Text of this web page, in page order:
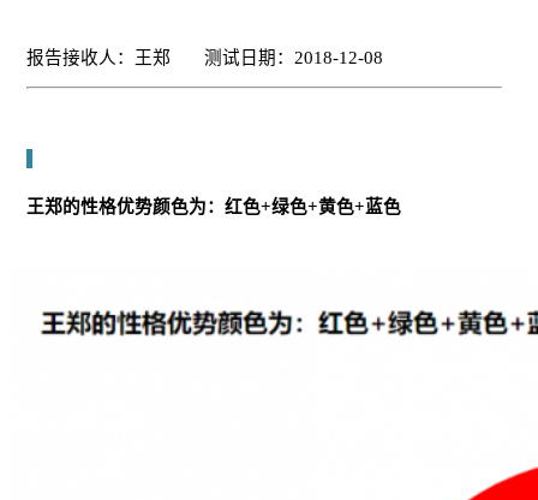
报告接收人：王郑 测试日期：2018-12-08
王郑的性格优势颜色为：红色+绿色+黄色+蓝色